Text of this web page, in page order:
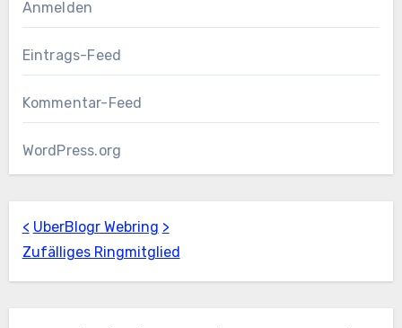
Anmelden
Eintrags-Feed
Kommentar-Feed
WordPress.org
< UberBlogr Webring >
Zufälliges Ringmitglied